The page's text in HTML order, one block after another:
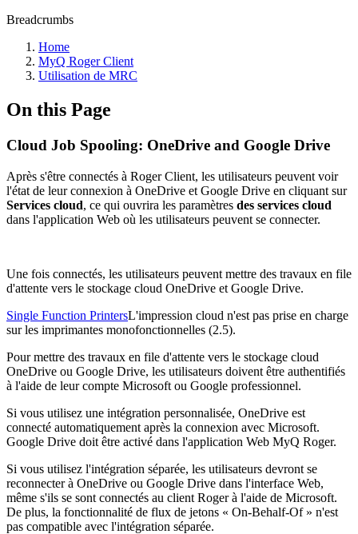
Breadcrumbs
Home
MyQ Roger Client
Utilisation de MRC
On this Page
Cloud Job Spooling: OneDrive and Google Drive
Après s'être connectés à Roger Client, les utilisateurs peuvent voir
l'état de leur connexion à OneDrive et Google Drive en cliquant sur
Services cloud, ce qui ouvrira les paramètres des services cloud
dans l'application Web où les utilisateurs peuvent se connecter.
Une fois connectés, les utilisateurs peuvent mettre des travaux en file
d'attente vers le stockage cloud OneDrive et Google Drive.
Single Function PrintersL'impression cloud n'est pas prise en charge
sur les imprimantes monofonctionnelles (2.5).
Pour mettre des travaux en file d'attente vers le stockage cloud
OneDrive ou Google Drive, les utilisateurs doivent être authentifiés
à l'aide de leur compte Microsoft ou Google professionnel.
Si vous utilisez une intégration personnalisée, OneDrive est
connecté automatiquement après la connexion avec Microsoft.
Google Drive doit être activé dans l'application Web MyQ Roger.
Si vous utilisez l'intégration séparée, les utilisateurs devront se
reconnecter à OneDrive ou Google Drive dans l'interface Web,
même s'ils se sont connectés au client Roger à l'aide de Microsoft.
De plus, la fonctionnalité de flux de jetons « On-Behalf-Of » n'est
pas compatible avec l'intégration séparée.